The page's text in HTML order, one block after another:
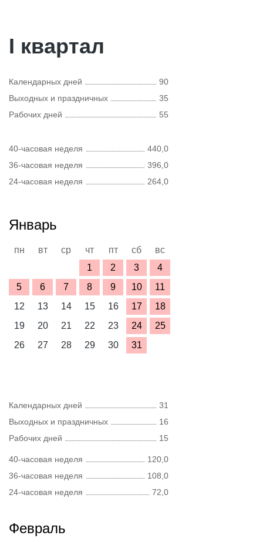
I квартал
Календарных дней
90
Выходных и праздничных
35
Рабочих дней
55
40-часовая неделя
440,0
36-часовая неделя
396,0
24-часовая неделя
264,0
Январь
пн вт ср чт пт сб
вс
1
2 3
4
5
6 7 8 9 10
11
12
13 14 15 16 17
18
19
20 21 22 23 24
25
26
27 28 29 30 31
Календарных дней
31
Выходных и праздничных
16
Рабочих дней
15
40-часовая неделя
120,0
36-часовая неделя
108,0
24-часовая неделя
72,0
Февраль